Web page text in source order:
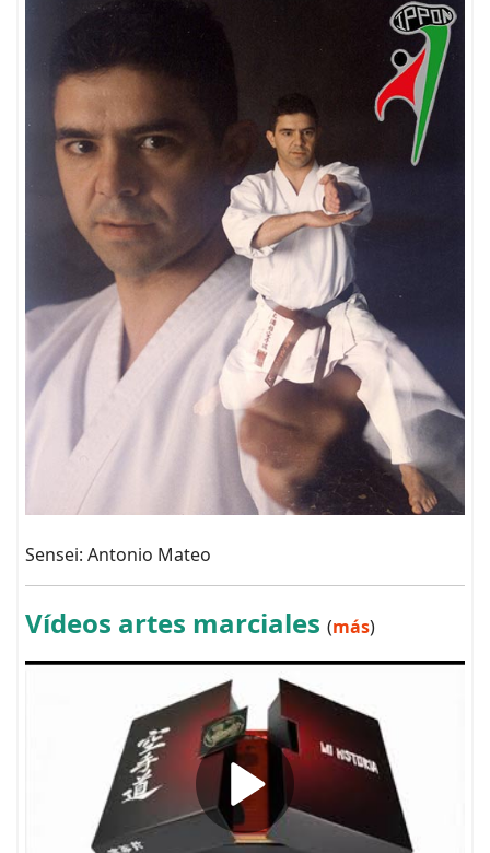
Sensei: Antonio Mateo
Vídeos artes marciales (más)